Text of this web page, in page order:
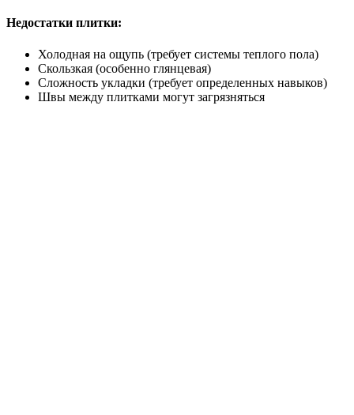
Недостатки плитки:
Холодная на ощупь (требует системы теплого пола)
Скользкая (особенно глянцевая)
Сложность укладки (требует определенных навыков)
Швы между плитками могут загрязняться